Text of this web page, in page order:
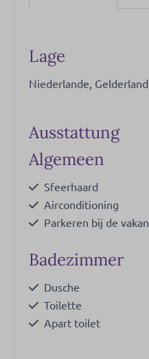
Lage
Niederlande,
Ausstattung
Algemeen
Sfeerhaard
Airconditioning
Parkeren bij de
Badezimmer
Dusche
Toilette
Apart toilet